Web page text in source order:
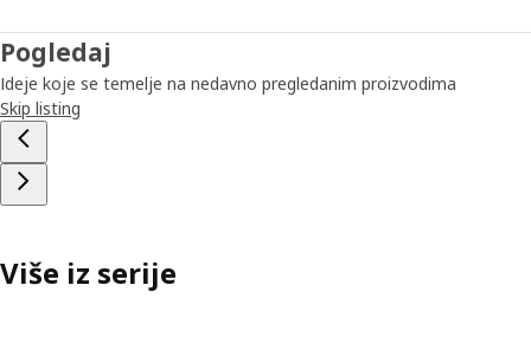
Pogledaj
Ideje koje se temelje na nedavno pregledanim proizvodima
Skip listing
Više iz serije